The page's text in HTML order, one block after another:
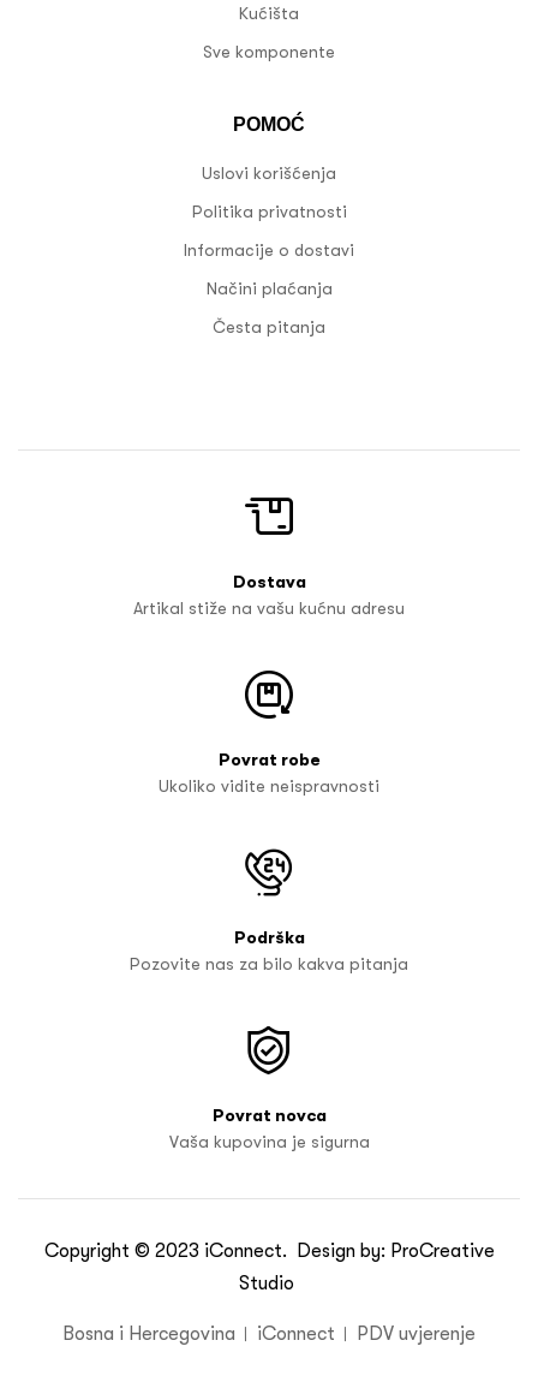
Kućišta
Sve komponente
POMOĆ
Uslovi korišćenja
Politika privatnosti
Informacije o dostavi
Načini plaćanja
Česta pitanja
Dostava
Artikal stiže na vašu kućnu adresu
Povrat robe
Ukoliko vidite neispravnosti
Podrška
Pozovite nas za bilo kakva pitanja
Povrat novca
Vaša kupovina je sigurna
Copyright © 2023 iConnect. Design by: ProCreative
Studio
Bosna i Hercegovina iConnect PDV uvjerenje